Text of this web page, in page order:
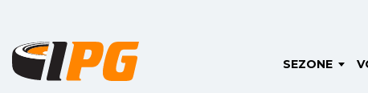
SEZONE